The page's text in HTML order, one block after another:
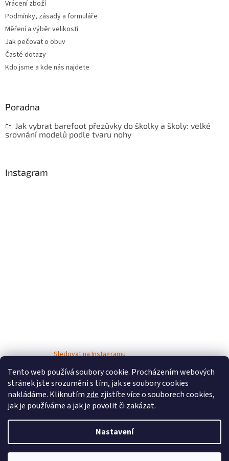
Tento web používá soubory cookie. Procházením webových
stránek jste srozuměni s tím, jak se soubory cookies
nakládáme. Kliknutím zde zjistíte více o souborech cookies,
jak je používáme a jak je povolit či zakázat.
Nastavení
Vrácení zboží
Podmínky, zásady a formuláře
Měření a výběr velikosti
Jak pečovat o obuv
Časté dotazy
Kdo jsme a kde nás najdete
Poradna
👟 Jak vybrat barefoot přezůvky do školky a školy: velké
srovnání modelů podle tvaru nohy
Instagram
Sledovat na Instagramu
Vytvořil Shoptet